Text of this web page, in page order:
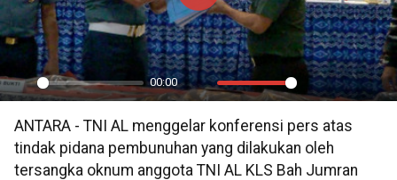
Play
00:00
Mute Settings
PIP
Play
ANTARA - TNI AL menggelar konferensi pers atas
tindak pidana pembunuhan yang dilakukan oleh
tersangka oknum anggota TNI AL KLS Bah Jumran